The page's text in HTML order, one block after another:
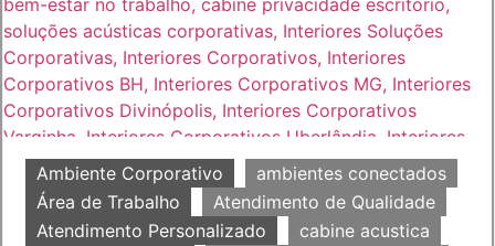
Ambiente Corporativo
ambientes conectados
Área de Trabalho
Atendimento de Qualidade
Atendimento Personalizado
cabine acustica